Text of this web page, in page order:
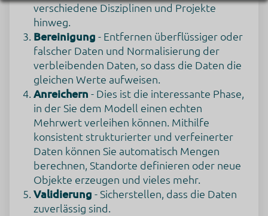
verschiedene Disziplinen und Projekte
hinweg.
Bereinigung - Entfernen überflüssiger oder
falscher Daten und Normalisierung der
verbleibenden Daten, so dass die Daten die
gleichen Werte aufweisen.
Anreichern - Dies ist die interessante Phase,
in der Sie dem Modell einen echten
Mehrwert verleihen können. Mithilfe
konsistent strukturierter und verfeinerter
Daten können Sie automatisch Mengen
berechnen, Standorte definieren oder neue
Objekte erzeugen und vieles mehr.
Validierung - Sicherstellen, dass die Daten
zuverlässig sind.
Google Tag Manager
Dies ist ein Tag-Management-System zum Verwalten von
JavaScript- und HTML-Code-Snippets, mit denen tracking,
Analyse-, Personalisierungs- und Marketing-Performance-
Tags und -Tools implementiert werden können.
Verarbeitungsunternehmen
Google Ireland Limited
Google Building Gordon House, 4 Barrow St, Dublin, D04
E5W5, Ireland
Datenverarbeitungszwecke
Diese Liste stellt die Zwecke der Datenerhebung und -
verarbeitung dar. Eine Einwilligung gilt nur für die
angegebenen Zwecke. Die gesammelten Daten können nicht
für einen anderen als den unten aufgeführten Zweck
verwendet oder gespeichert werden.